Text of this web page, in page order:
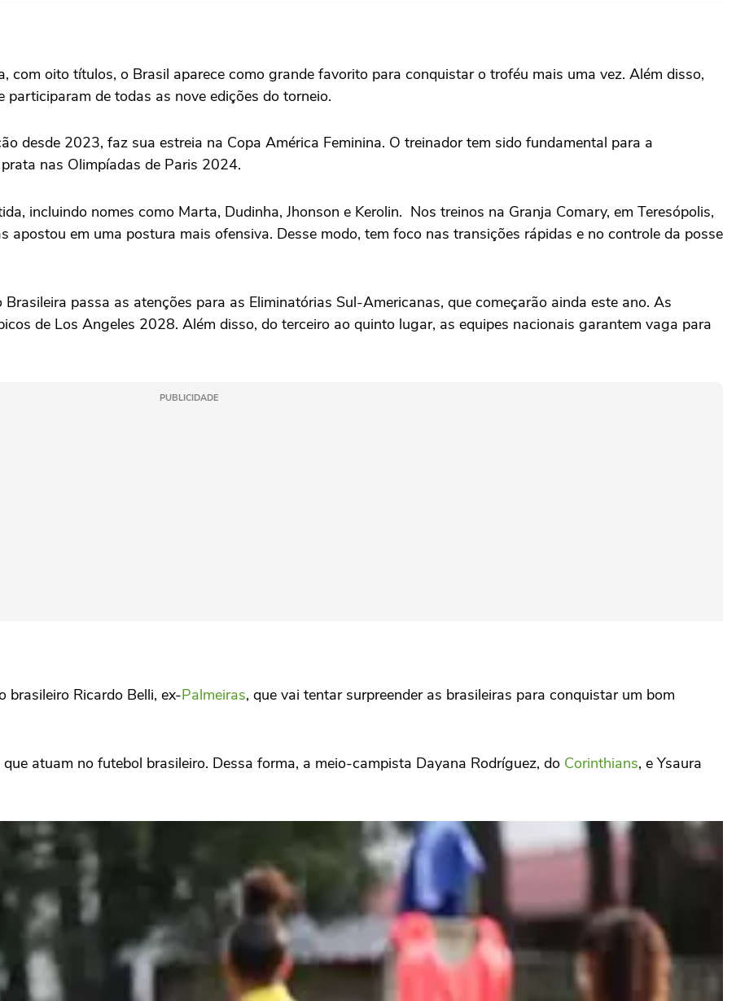
com oito títulos, o Brasil aparece como grande favorito para conquistar o troféu mais uma vez. Além disso,
de todas as nove edições do torneio.
desde 2023, faz sua estreia na Copa América Feminina. O treinador tem sido fundamental para a
nas Olimpíadas de Paris 2024.
incluindo nomes como Marta, Dudinha, Jhonson e Kerolin. Nos treinos na Granja Comary, em Teresópolis,
apostou em uma postura mais ofensiva. Desse modo, tem foco nas transições rápidas e no controle da posse
passa as atenções para as Eliminatórias Sul-Americanas, que começarão ainda este ano. As
de Los Angeles 2028. Além disso, do terceiro ao quinto lugar, as equipes nacionais garantem vaga para
PUBLICIDADE
brasileiro Ricardo Belli, ex-Palmeiras, que vai tentar surpreender as brasileiras para conquistar um bom
atuam no futebol brasileiro. Dessa forma, a meio-campista Dayana Rodríguez, do Corinthians, e Ysaura